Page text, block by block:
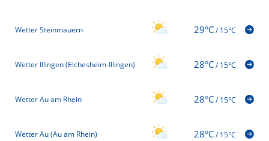
Wetter Steinmauern 29°C/15°C
Wetter Illingen (Elchesheim-Illingen) 28°C/15°C
Wetter Au am Rhein 28°C/15°C
Wetter Au (Au am Rhein) 28°C/15°C